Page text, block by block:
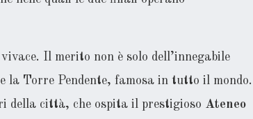
Il merito non è solo dell’innegabile
la Torre Pendente, famosa in tutto il mondo.
della città, che ospita il prestigioso Ateneo